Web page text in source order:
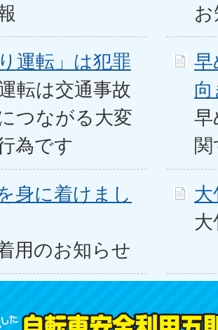
運転」は犯罪
転は交通事故
つながる大変
為です
早
早
身に着けまし
用のお知らせ
大
大